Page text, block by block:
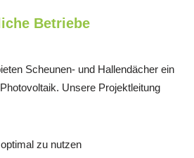
Betriebe
Scheunen- und Hallendächer ein
Unsere Projektleitung
zu nutzen